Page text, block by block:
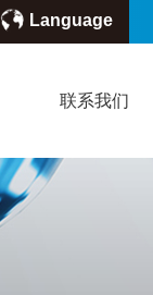
Language
联系我们